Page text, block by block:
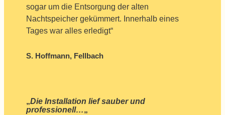
sogar um die Entsorgung der alten
Nachtspeicher gekümmert. Innerhalb eines
Tages war alles erledigt“
S. Hoffmann, Fellbach
„Die Installation lief sauber und
professionell…„